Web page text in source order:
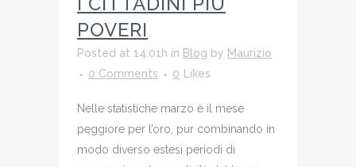
POVERI
Posted at 14:01h in Blog by Maurizio
0 Comments
0 Likes
Nelle statistiche marzo è il mese
peggiore per l’oro, pur combinando in
modo diverso estesi periodi di